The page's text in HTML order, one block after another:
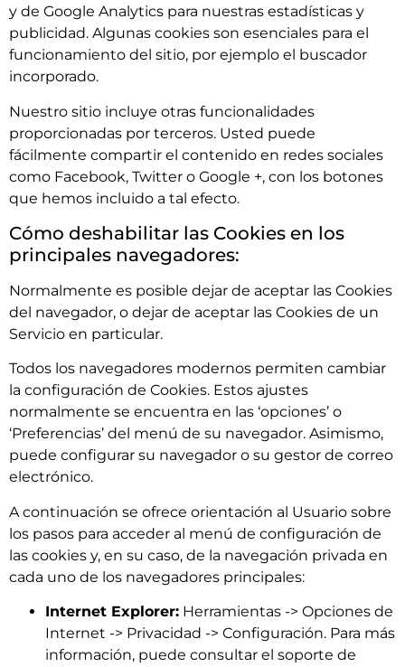
y de Google Analytics para nuestras estadísticas y
publicidad. Algunas cookies son esenciales para el
funcionamiento del sitio, por ejemplo el buscador
incorporado.
Nuestro sitio incluye otras funcionalidades
proporcionadas por terceros. Usted puede
fácilmente compartir el contenido en redes sociales
como Facebook, Twitter o Google +, con los botones
que hemos incluido a tal efecto.
Cómo deshabilitar las Cookies en los
principales navegadores:
Normalmente es posible dejar de aceptar las Cookies
del navegador, o dejar de aceptar las Cookies de un
Servicio en particular.
Todos los navegadores modernos permiten cambiar
la configuración de Cookies. Estos ajustes
normalmente se encuentra en las ‘opciones’ o
‘Preferencias’ del menú de su navegador. Asimismo,
puede configurar su navegador o su gestor de correo
electrónico.
A continuación se ofrece orientación al Usuario sobre
los pasos para acceder al menú de configuración de
las cookies y, en su caso, de la navegación privada en
cada uno de los navegadores principales:
Internet Explorer: Herramientas -> Opciones de
Internet -> Privacidad -> Configuración. Para más
información, puede consultar el soporte de